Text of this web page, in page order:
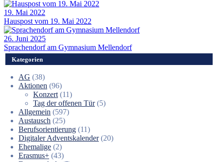
19. Mai 2022
Hauspost vom 19. Mai 2022
26. Juni 2025
Sprachendorf am Gymnasium Mellendorf
Kategorien
AG (38)
Aktionen (96)
Konzert (11)
Tag der offenen Tür(5)
Allgemein (597)
Austausch (25)
Berufsorientierung (11)
Digitaler Adventskalender(20)
Ehemalige (2)
Erasmus+ (43)